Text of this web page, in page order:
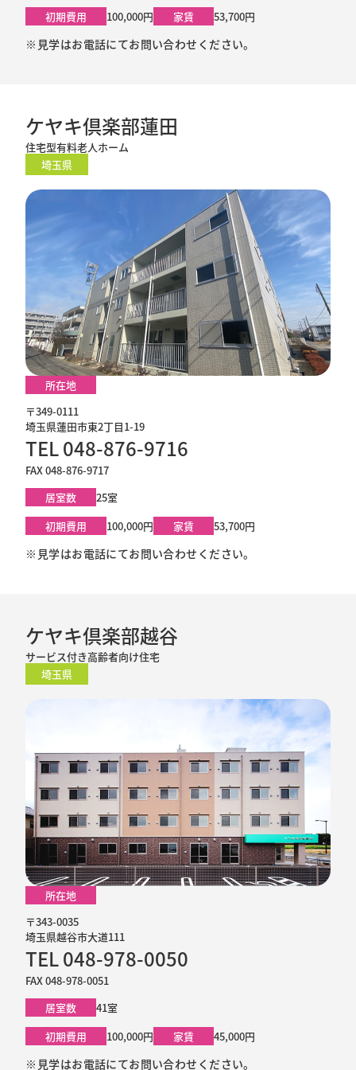
初期費用
100,000円 家賃 53,700円
※見学はお電話にてお問い合わせください。
ケヤキ倶楽部蓮田
住宅型有料老人ホーム
埼玉県
所在地
〒349-0111
埼玉県蓮田市東2丁目1-19
TEL 048-876-9716
FAX 048-876-9717
居室数
25室
初期費用
100,000円 家賃 53,700円
※見学はお電話にてお問い合わせください。
ケヤキ倶楽部越谷
サービス付き高齢者向け住宅
埼玉県
所在地
〒343-0035
埼玉県越谷市大道111
TEL 048-978-0050
FAX 048-978-0051
居室数
41室
初期費用
100,000円 家賃 45,000円
※見学はお電話にてお問い合わせください。